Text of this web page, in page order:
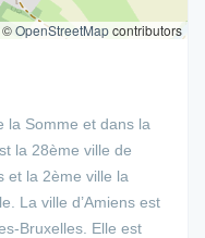
©OpenStreetMapcontributors
la Somme et dans la
la 28ème ville de
et la 2ème ville la
La ville d’Amiens est
Bruxelles. Elle est